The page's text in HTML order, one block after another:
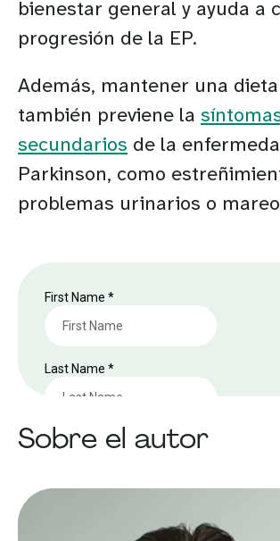
bienestar general y ayuda a
progresión de la EP.
Además, mantener una
también previene la
secundarios de la
Parkinson, como
problemas urinarios o
Sobre el autor